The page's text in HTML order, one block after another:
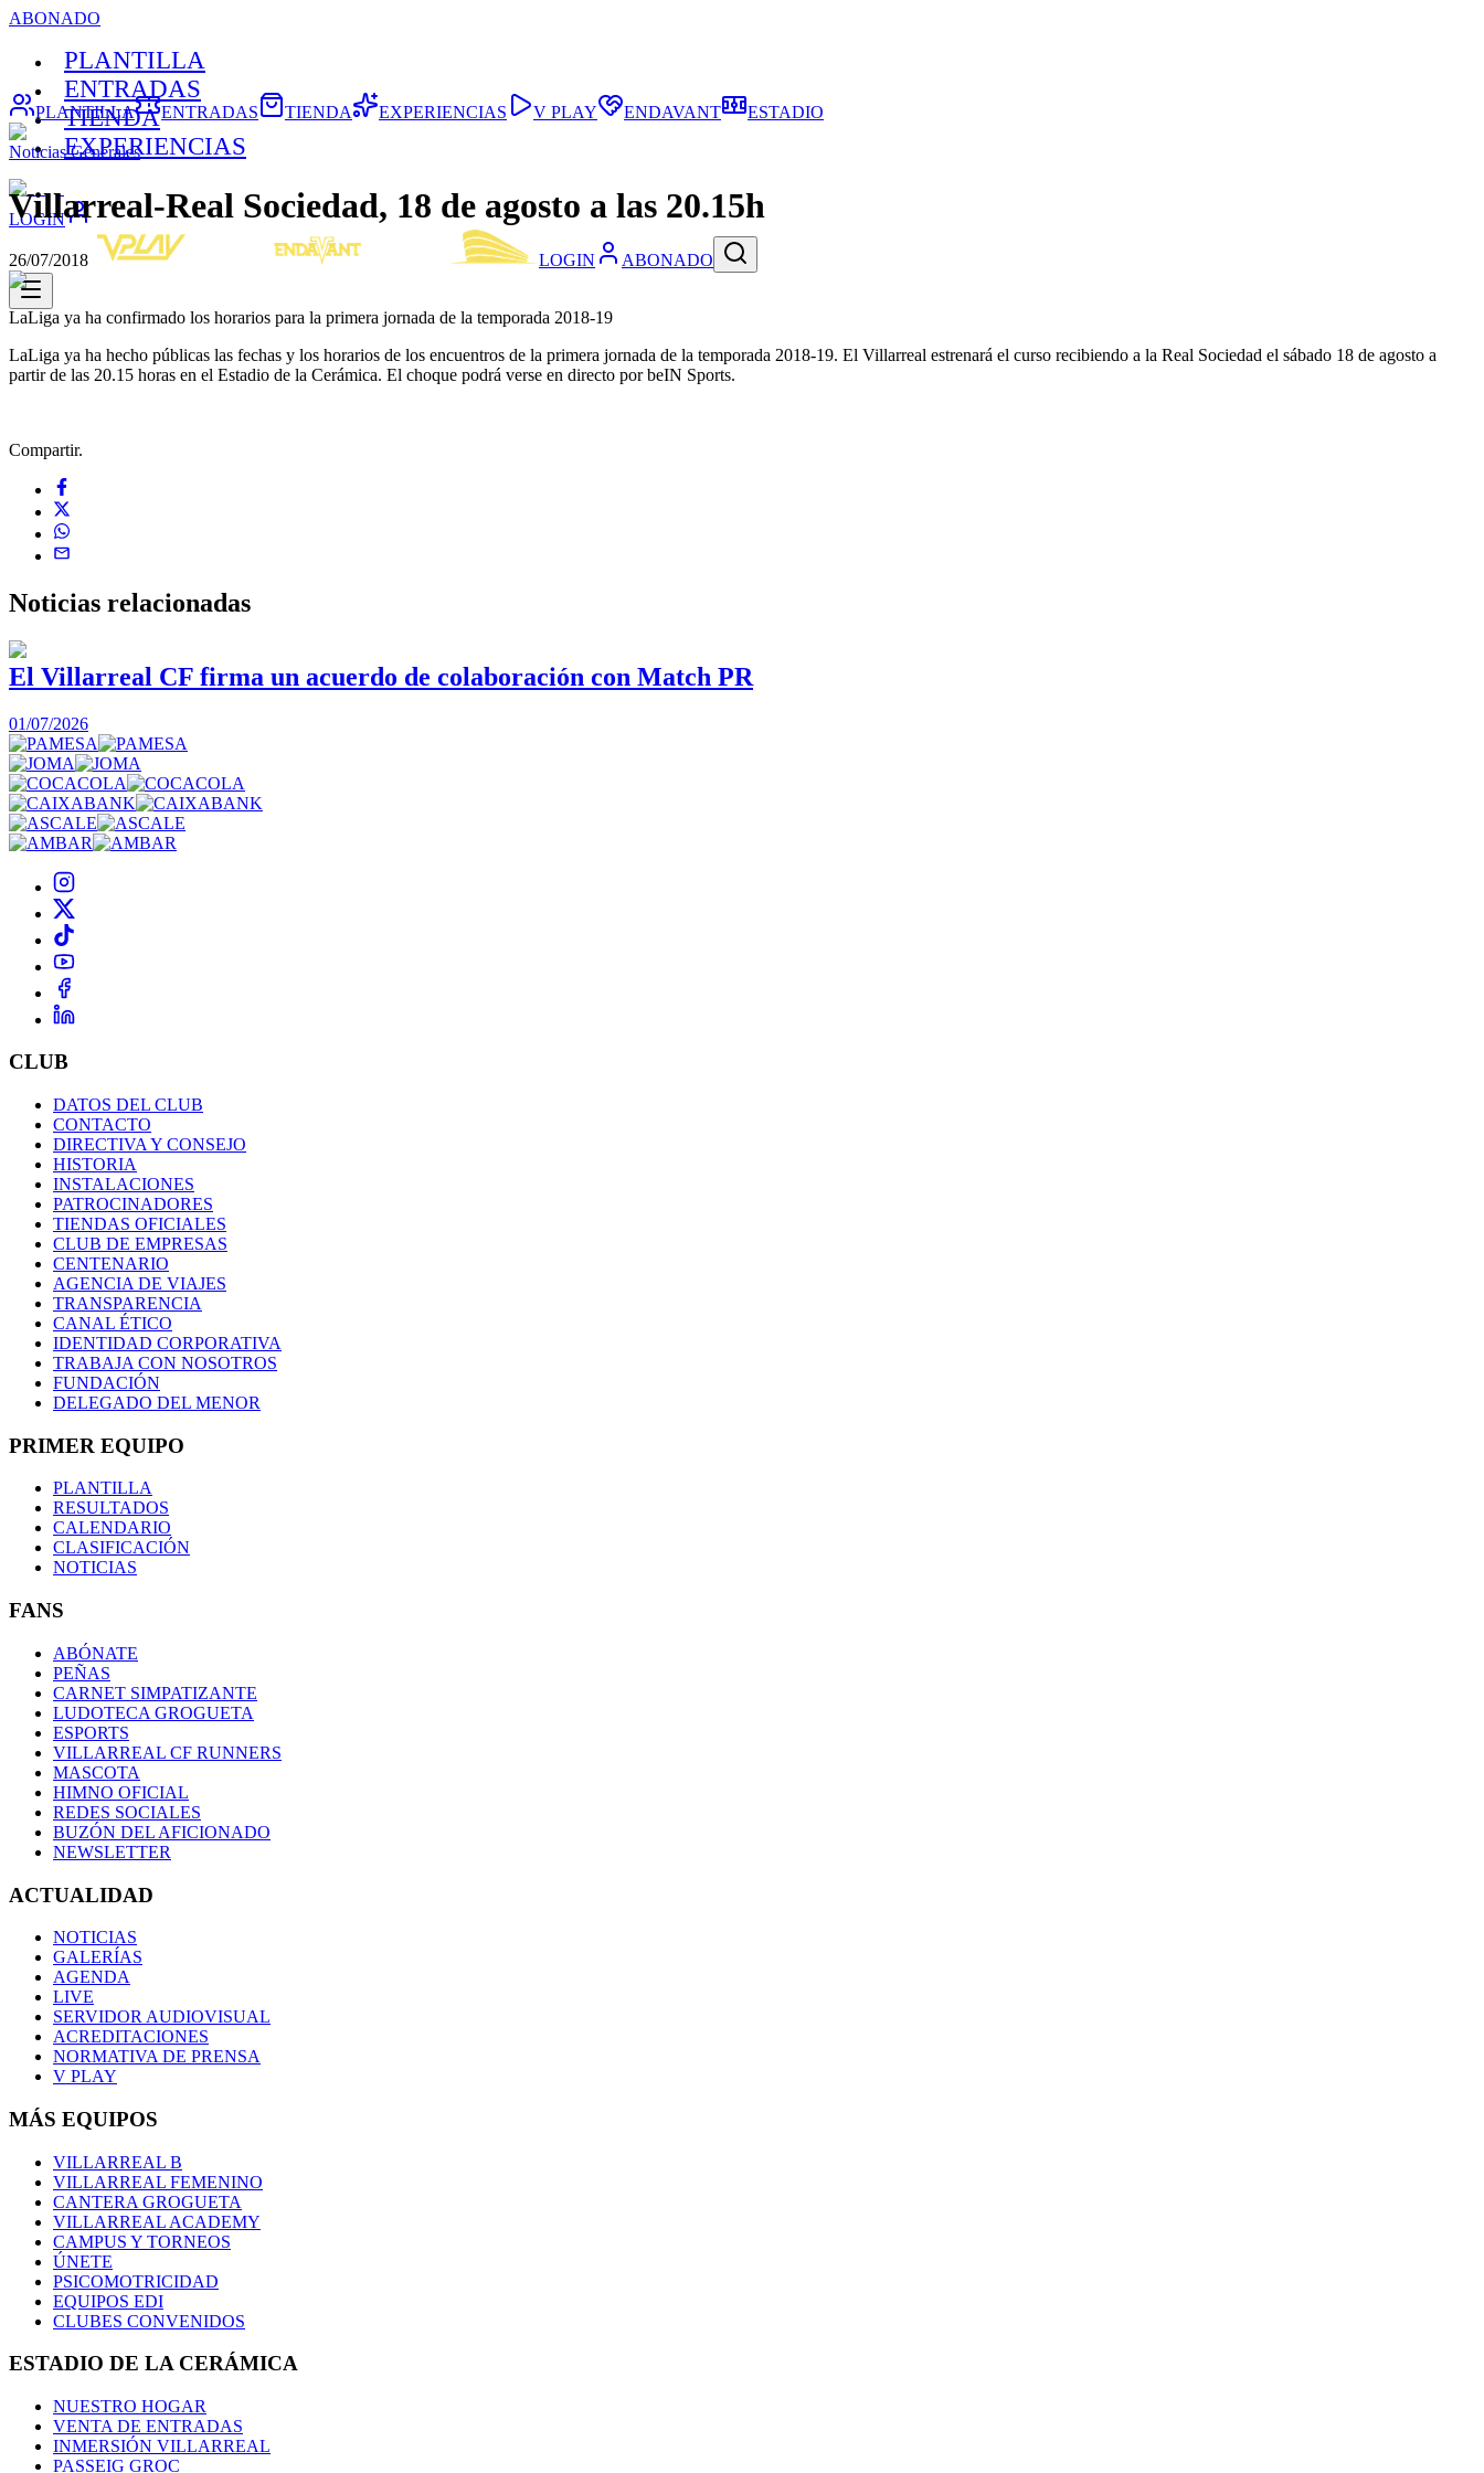
ABONADO
PLANTILLA
ENTRADAS
TIENDA
EXPERIENCIAS
LOGIN
LOGIN ABONADO
PLANTILLA ENTRADAS TIENDA EXPERIENCIAS V PLAY ENDAVANT ESTADIO
Noticias Generales
Villarreal-Real Sociedad, 18 de agosto a las 20.15h
26/07/2018
LaLiga ya ha confirmado los horarios para la primera jornada de la temporada 2018-19
LaLiga ya ha hecho públicas las fechas y los horarios de los encuentros de la primera jornada de la temporada 2018-19. El Villarreal estrenará el curso recibiendo a la Real Sociedad el sábado 18 de agosto a
partir de las 20.15 horas en el Estadio de la Cerámica. El choque podrá verse en directo por beIN Sports.
Compartir.
Noticias relacionadas
El Villarreal CF firma un acuerdo de colaboración con Match PR
01/07/2026
CLUB
DATOS DEL CLUB
CONTACTO
DIRECTIVA Y CONSEJO
HISTORIA
INSTALACIONES
PATROCINADORES
TIENDAS OFICIALES
CLUB DE EMPRESAS
CENTENARIO
AGENCIA DE VIAJES
TRANSPARENCIA
CANAL ÉTICO
IDENTIDAD CORPORATIVA
TRABAJA CON NOSOTROS
FUNDACIÓN
DELEGADO DEL MENOR
PRIMER EQUIPO
PLANTILLA
RESULTADOS
CALENDARIO
CLASIFICACIÓN
NOTICIAS
FANS
ABÓNATE
PEÑAS
CARNET SIMPATIZANTE
LUDOTECA GROGUETA
ESPORTS
VILLARREAL CF RUNNERS
MASCOTA
HIMNO OFICIAL
REDES SOCIALES
BUZÓN DEL AFICIONADO
NEWSLETTER
ACTUALIDAD
NOTICIAS
GALERÍAS
AGENDA
LIVE
SERVIDOR AUDIOVISUAL
ACREDITACIONES
NORMATIVA DE PRENSA
V PLAY
MÁS EQUIPOS
VILLARREAL B
VILLARREAL FEMENINO
CANTERA GROGUETA
VILLARREAL ACADEMY
CAMPUS Y TORNEOS
ÚNETE
PSICOMOTRICIDAD
EQUIPOS EDI
CLUBES CONVENIDOS
ESTADIO DE LA CERÁMICA
NUESTRO HOGAR
VENTA DE ENTRADAS
INMERSIÓN VILLARREAL
PASSEIG GROC